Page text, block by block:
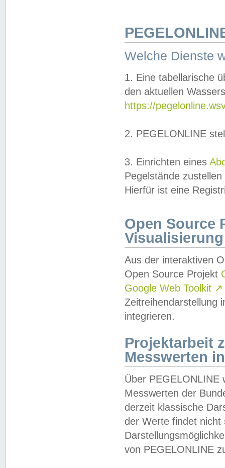
Welche Dienste
1. Eine tabellarische
den aktuellen
https://
2. PEGELONLINE
3. Einrichten eines
Pegelstände
Hierfür ist eine
Open Source
Visualisierung
Aus der interaktiven
Open Source Projekt
Google Web Toolkit ↗
Zeitreihendarstellung
integrieren.
Projektarbeit
Messwerten
Über PEGELONLINE
Messwerten der
derzeit klassische
der Werte findet
von PEGELONLINE